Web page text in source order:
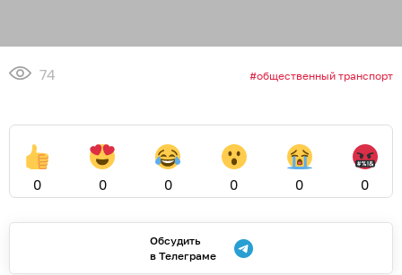
74 общественный транспорт
0 0 0 0 0 0
Обсудить
в Телеграме